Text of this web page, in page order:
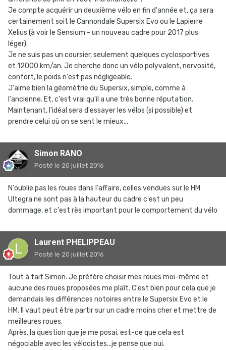
Je compte acquérir un deuxième vélo en fin d'année et, ça sera
certainement soit le Cannondale Supersix Evo ou le Lapierre
Xelius (à voir le Sensium - un nouveau cadre pour 2017 plus
léger).
Je ne suis pas un coursier, seulement quelques cyclosportives
et 12000 km/an. Je cherche donc un vélo polyvalent, nervosité,
confort, le poids n'est pas négligeable.
J'aime bien la géomètrie du Supersix, simple, comme à
l'ancienne. Et, c'est vrai qu'il a une très bonne réputation.
Maintenant, l'idéal sera d'essayer les vélos (si possible) et
prendre celui où on se sent le mieux...
Simon RANO
Posté le 20 juillet 2016
N'oublie pas les roues dans l'affaire, celles vendues sur le HM
Ultegra ne sont pas à la hauteur du cadre c'est un peu
dommage, et c'est rès important pour le comportement du vélo
Laurent PHELIPPEAU
Posté le 20 juillet 2016
Tout à fait Simon. Je préfère choisir mes roues moi-même et
aucune des roues proposées me plaît. C'est bien pour cela que je
demandais les différences notoires entre le Supersix Evo et le
HM. Il vaut peut être partir sur un cadre moins cher et mettre de
meilleures roues.
Après, la question que je me posai, est-ce que cela est
négociable avec les vélocistes...je pense que oui.